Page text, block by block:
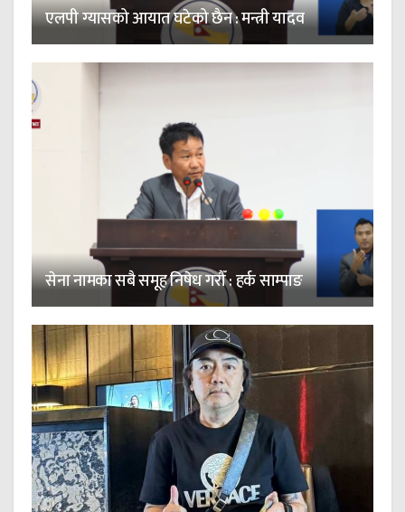
एलपी ग्यासको आयात घटेको छैन : मन्त्री यादव
सेना नामका सबै समूह निषेध गरौँ : हर्क साम्पाङ